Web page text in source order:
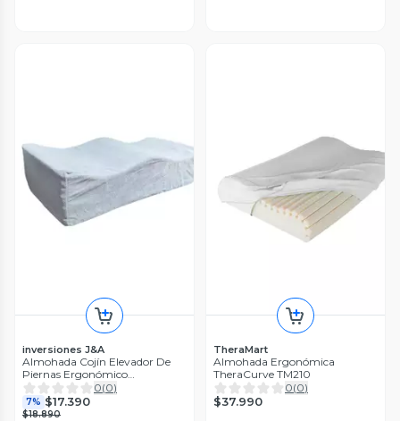
inversiones J&A
Almohada Cojín Elevador De
Piernas Ergonómico
Antiescaras
0(0)
7% $17.390
$18.890
TheraMart
Almohada Ergonómica
TheraCurve TM210
0(0)
$37.990